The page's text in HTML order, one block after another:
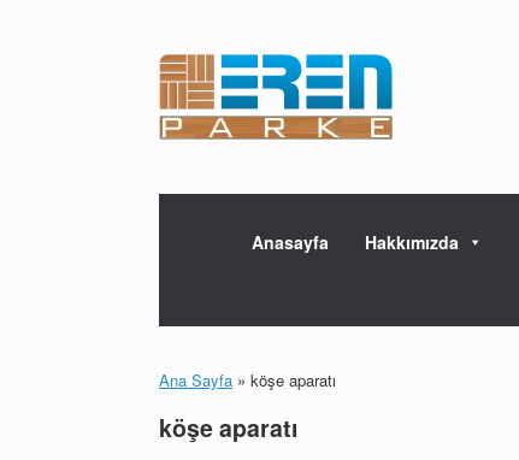
Anasayfa Hakkımızda
Ana Sayfa » köşe aparatı
köşe aparatı